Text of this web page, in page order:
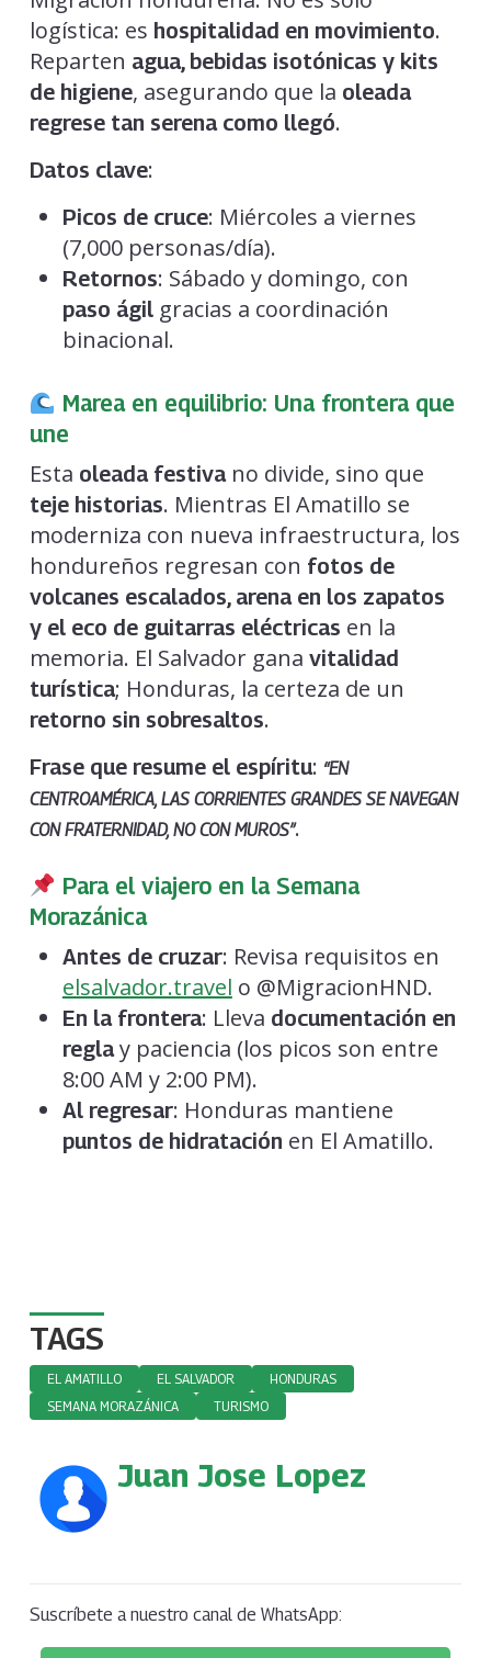
logística: es hospitalidad en movimiento.
Reparten agua, bebidas isotónicas y kits
de higiene, asegurando que la oleada
regrese tan serena como llegó.
Datos clave:
Picos de cruce: Miércoles a viernes
(7,000 personas/día).
Retornos: Sábado y domingo, con
paso ágilgracias a coordinación
binacional.
Marea en equilibrio: Una frontera que
une
Esta oleada festivano divide, sino que
teje historias. Mientras El Amatillo se
moderniza con nueva infraestructura, los
hondureños regresan con fotos de
volcanes escalados, arena en los zapatos
y el eco de guitarras eléctricas en la
memoria. El Salvador gana vitalidad
turística; Honduras, la certeza de un
retorno sin sobresaltos.
Frase que resume el espíritu: “EN
CENTROAMÉRICA, LAS CORRIENTES GRANDES SE NAVEGAN
CON FRATERNIDAD, NO CON MUROS”.
Para el viajero en la Semana
Morazánica
Antes de cruzar: Revisa requisitos en
elsalvador.travel o @MigracionHND.
En la frontera: Lleva documentación en
reglay paciencia (los picos son entre
8:00 AM y 2:00 PM).
Al regresar: Honduras mantiene
puntos de hidratación en El Amatillo.
TAGS
EL AMATILLO EL SALVADOR
HONDURAS
SEMANA MORAZÁNICA
TURISMO
Juan Jose Lopez
Suscríbete a nuestro canal de WhatsApp: